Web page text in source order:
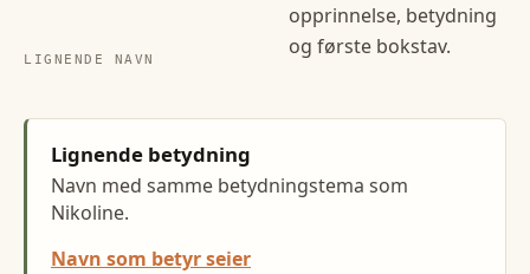
LIGNENDE NAVN
opprinnelse, betydning
og første bokstav.
Lignende betydning
Navn med samme betydningstema som
Nikoline.
Navn som betyr seier